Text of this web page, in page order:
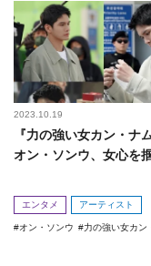
2023.10.19
『力の強い女カン・ナ
オン・ソンウ、女心を
エンタメ アーティスト
オン・ソンウ 力の強い女カン